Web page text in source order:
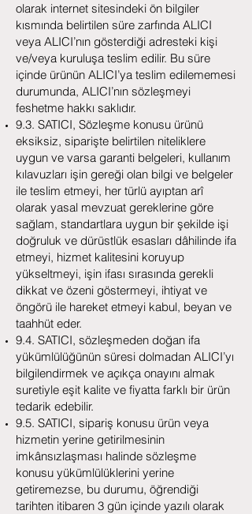
olarak internet sitesindeki ön bilgiler
kısmında belirtilen süre zarfında ALICI
veya ALICI’nın gösterdiği adresteki kişi
ve/veya kuruluşa teslim edilir. Bu süre
içinde ürünün ALICI’ya teslim edilememesi
durumunda, ALICI’nın sözleşmeyi
feshetme hakkı saklıdır.
9.3. SATICI, Sözleşme konusu ürünü
eksiksiz, siparişte belirtilen niteliklere
uygun ve varsa garanti belgeleri, kullanım
kılavuzları işin gereği olan bilgi ve belgeler
ile teslim etmeyi, her türlü ayıptan arî
olarak yasal mevzuat gereklerine göre
sağlam, standartlara uygun bir şekilde işi
doğruluk ve dürüstlük esasları dâhilinde ifa
etmeyi, hizmet kalitesini koruyup
yükseltmeyi, işin ifası sırasında gerekli
dikkat ve özeni göstermeyi, ihtiyat ve
öngörü ile hareket etmeyi kabul, beyan ve
taahhüt eder.
9.4. SATICI, sözleşmeden doğan ifa
yükümlülüğünün süresi dolmadan ALICI’yı
bilgilendirmek ve açıkça onayını almak
suretiyle eşit kalite ve fiyatta farklı bir ürün
tedarik edebilir.
9.5. SATICI, sipariş konusu ürün veya
hizmetin yerine getirilmesinin
imkânsızlaşması halinde sözleşme
konusu yükümlülüklerini yerine
getiremezse, bu durumu, öğrendiği
tarihten itibaren 3 gün içinde yazılı olarak